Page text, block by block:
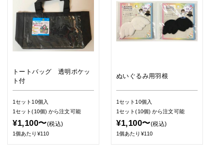
トートバッグ 透明ポケッ
ト付
1セット10個入
1セット(10個)から注文可能
¥1,100〜(税込)
1個あたり¥110
ぬいぐるみ用羽根
1セット10個入
1セット(10個)から注文可能
¥1,100〜(税込)
1個あたり¥110